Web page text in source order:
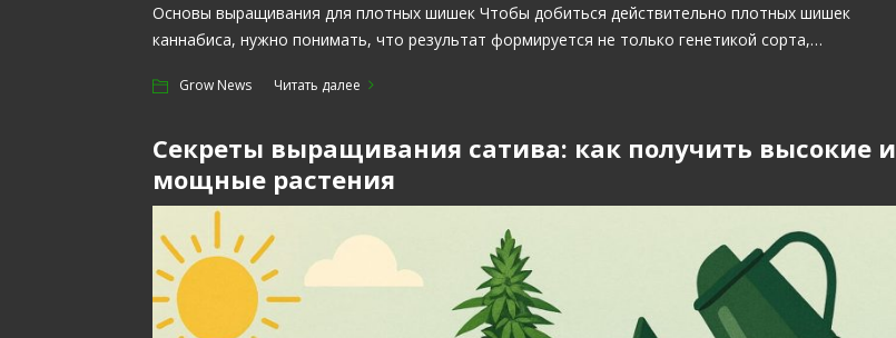
Основы выращивания для плотных шишек Чтобы добиться действительно плотных шишек
каннабиса, нужно понимать, что результат формируется не только генетикой сорта,…
Grow News Читать далее
Секреты выращивания сатива: как получить высокие и
мощные растения